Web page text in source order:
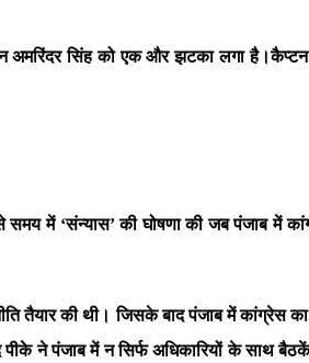
अमरिंदर सिंह को एक और झटका लगा
समय में ‘संन्यास’ की घोषणा की जब पंजाब में
तैयार की थी। जिसके बाद पंजाब में कांग्रेस
ने पंजाब में न सिर्फ अधिकारियों के साथ